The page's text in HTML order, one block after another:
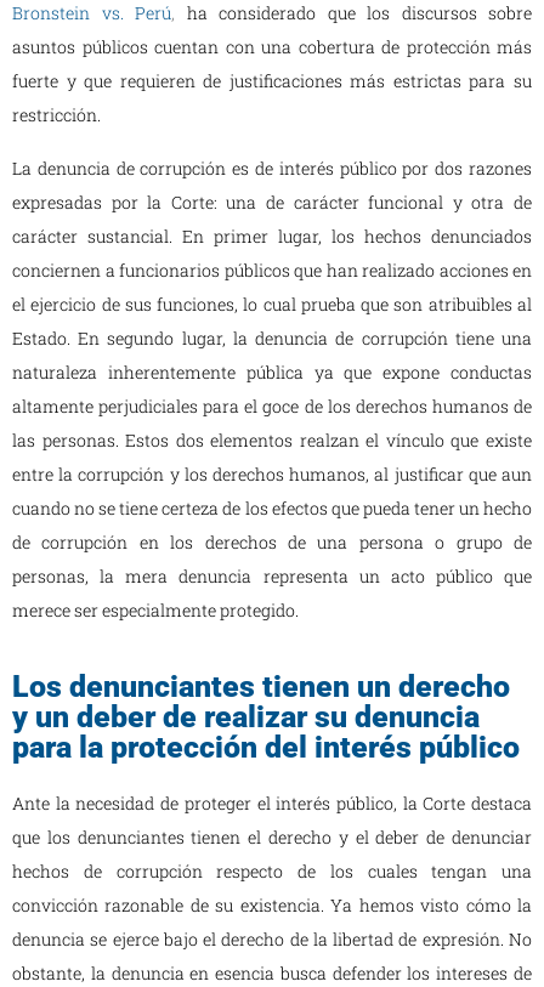
Bronstein vs. Perú, ha considerado que los discursos sobre
asuntos públicos cuentan con una cobertura de protección más
fuerte y que requieren de justificaciones más estrictas para su
restricción.
La denuncia de corrupción es de interés público por dos razones
expresadas por la Corte: una de carácter funcional y otra de
carácter sustancial. En primer lugar, los hechos denunciados
conciernen a funcionarios públicos que han realizado acciones en
el ejercicio de sus funciones, lo cual prueba que son atribuibles al
Estado. En segundo lugar, la denuncia de corrupción tiene una
naturaleza inherentemente pública ya que expone conductas
altamente perjudiciales para el goce de los derechos humanos de
las personas. Estos dos elementos realzan el vínculo que existe
entre la corrupción y los derechos humanos, al justificar que aun
cuando no se tiene certeza de los efectos que pueda tener un hecho
de corrupción en los derechos de una persona o grupo de
personas, la mera denuncia representa un acto público que
merece ser especialmente protegido.
Los denunciantes tienen un derecho
y un deber de realizar su denuncia
para la protección del interés público
Ante la necesidad de proteger el interés público, la Corte destaca
que los denunciantes tienen el derecho y el deber de denunciar
hechos de corrupción respecto de los cuales tengan una
convicción razonable de su existencia. Ya hemos visto cómo la
denuncia se ejerce bajo el derecho de la libertad de expresión. No
obstante, la denuncia en esencia busca defender los intereses de